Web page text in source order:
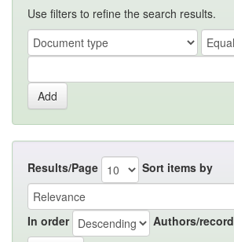
Use filters to refine the search results.
Results/Page Sort items by
In order Authors/record